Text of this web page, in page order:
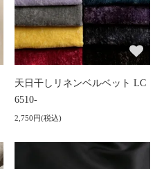
天日干しリネンベルベット LC
6510-
2,750円(税込)